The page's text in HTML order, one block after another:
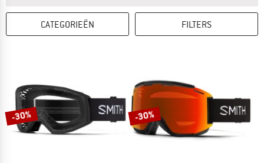
CATEGORIEËN FILTERS
-30% -30%